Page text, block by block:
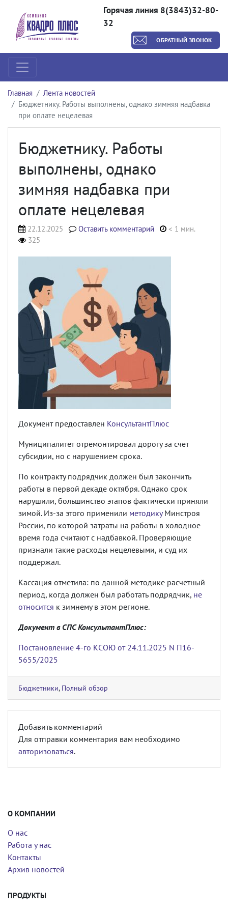
Горячая линия 8(3843)32-80-
32
ОБРАТНЫЙ ЗВОНОК
Главная
Лента новостей
Бюджетнику. Работы выполнены, однако зимняя надбавка
при оплате нецелевая
Бюджетнику. Работы
выполнены, однако
зимняя надбавка при
оплате нецелевая
22.12.2025 Оставить комментарий
< 1 мин.
325
Документ предоставлен КонсультантПлюс
Муниципалитет отремонтировал дорогу за счет
субсидии, но с нарушением срока.
По контракту подрядчик должен был закончить
работы в первой декаде октября. Однако срок
нарушили, большинство этапов фактически приняли
зимой. Из-за этого применили методикуМинстроя
России, по которой затраты на работы в холодное
время года считают с надбавкой. Проверяющие
признали такие расходы нецелевыми, и суд их
поддержал.
Кассация отметила: по данной методике расчетный
период, когда должен был работать подрядчик, не
относится к зимнему в этом регионе.
Документ в СПС КонсультантПлюс:
Постановление 4-го КСОЮ от 24.11.2025 N П16-
5655/2025
Бюджетники, Полный обзор
Добавить комментарий
Для отправки комментария вам необходимо
авторизоваться.
О КОМПАНИИ
О нас
Работа у нас
Контакты
Архив новостей
ПРОДУКТЫ